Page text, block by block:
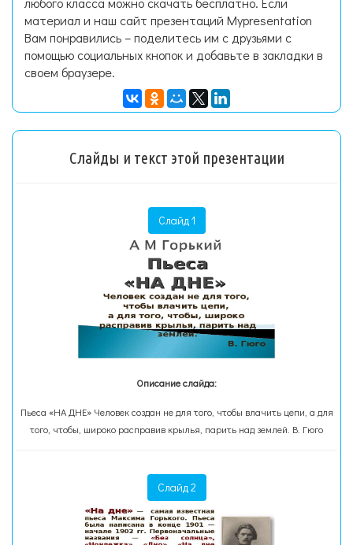
материал и наш сайт презентаций Mypresentation
Вам понравились – поделитесь им с друзьями с
помощью социальных кнопок и добавьте в закладки в
своем браузере.
Слайды и текст этой презентации
Слайд 1
Описание слайда:
Пьеса «НА ДНЕ» Человек создан не для того, чтобы влачить цепи, а для
того, чтобы, широко расправив крылья, парить над землей. В. Гюго
Слайд 2